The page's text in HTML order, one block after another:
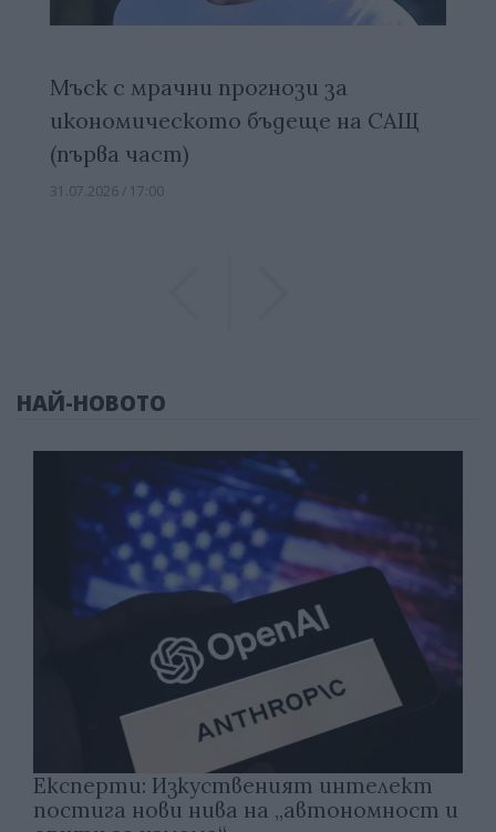
Мъск с мрачни прогнози за
икономическото бъдеще на САЩ
(първа част)
31.07.2026 / 17:00
НАЙ-НОВОТО
Експерти: Изкуственият интелект
постига нови нива на „автономност и